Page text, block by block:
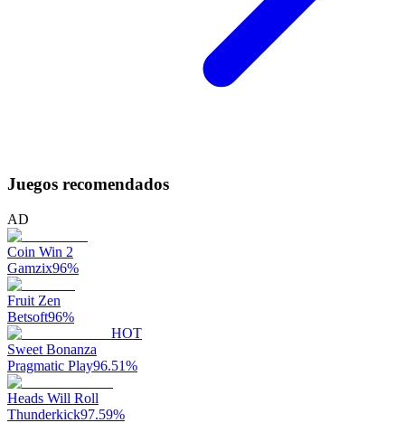
Juegos recomendados
AD
Coin Win 2
Gamzix96%
Fruit Zen
Betsoft96%
HOT
Sweet Bonanza
Pragmatic Play96.51%
Heads Will Roll
Thunderkick97.59%